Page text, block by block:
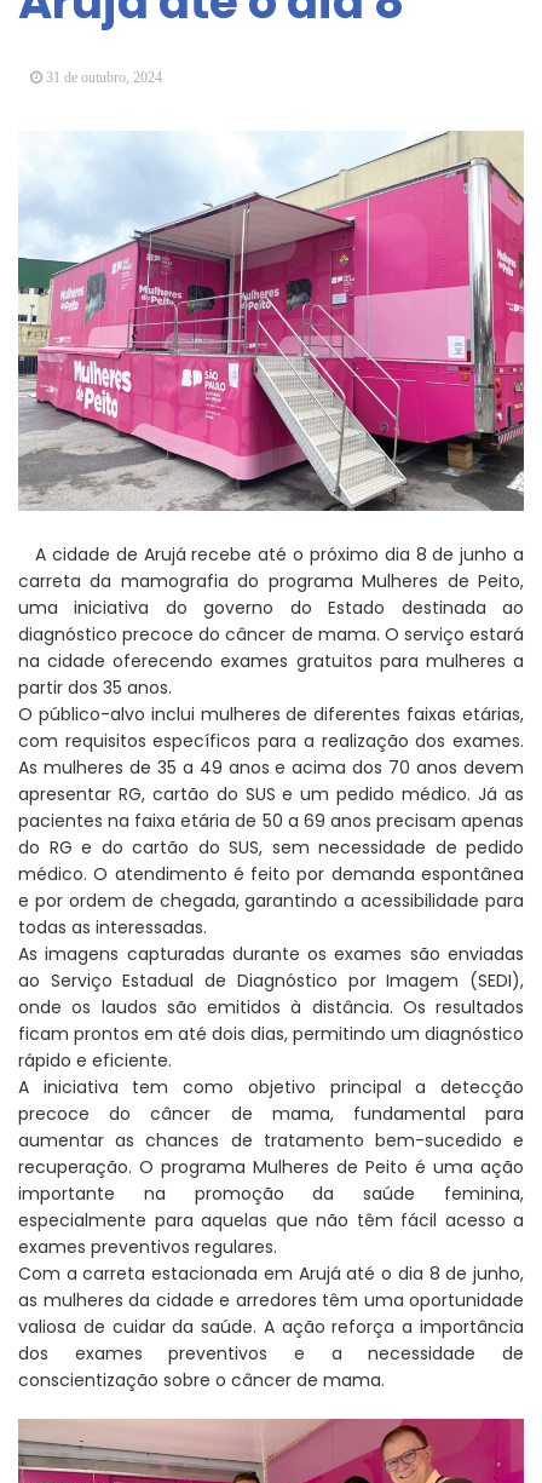
Arujá promove 2º encontro da Jornada de
dos Ipês
31 de outubro, 2024
A cidade de Arujá recebe até o próximo dia 8 de junho a
carreta da mamografia do programa Mulheres de Peito,
uma iniciativa do governo do Estado destinada ao
diagnóstico precoce do câncer de mama. O serviço estará
na cidade oferecendo exames gratuitos para mulheres a
partir dos 35 anos.
O público-alvo inclui mulheres de diferentes faixas etárias,
com requisitos específicos para a realização dos exames.
As mulheres de 35 a 49 anos e acima dos 70 anos devem
apresentar RG, cartão do SUS e um pedido médico. Já as
pacientes na faixa etária de 50 a 69 anos precisam apenas
do RG e do cartão do SUS, sem necessidade de pedido
médico. O atendimento é feito por demanda espontânea
e por ordem de chegada, garantindo a acessibilidade para
todas as interessadas.
As imagens capturadas durante os exames são enviadas
ao Serviço Estadual de Diagnóstico por Imagem (SEDI),
onde os laudos são emitidos à distância. Os resultados
ficam prontos em até dois dias, permitindo um diagnóstico
rápido e eficiente.
A iniciativa tem como objetivo principal a detecção
precoce do câncer de mama, fundamental para
aumentar as chances de tratamento bem-sucedido e
recuperação. O programa Mulheres de Peito é uma ação
importante na promoção da saúde feminina,
especialmente para aquelas que não têm fácil acesso a
exames preventivos regulares.
Com a carreta estacionada em Arujá até o dia 8 de junho,
as mulheres da cidade e arredores têm uma oportunidade
valiosa de cuidar da saúde. A ação reforça a importância
dos exames preventivos e a necessidade de
conscientização sobre o câncer de mama.